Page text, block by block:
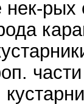
рых
части